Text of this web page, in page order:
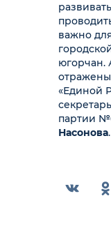
важно
югорчан.
«Единой
партии
Насонова.